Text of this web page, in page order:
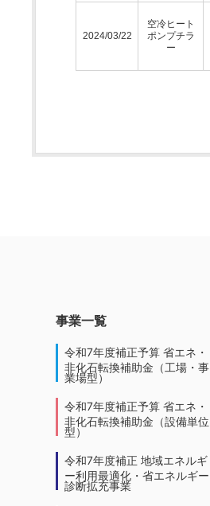
2024/03/22
空冷ヒート
ポンプチラ
ー
事業一覧
令和7年度補正予算 省エネ・
非化石転換補助金（工場・事
業場型）
令和7年度補正予算 省エネ・
非化石転換補助金（設備単位
型）
令和7年度補正 地域エネルギ
ー利用最適化・省エネルギー
診断拡充事業